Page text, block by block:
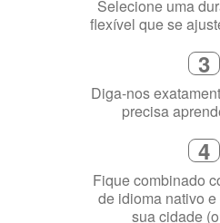
3
Diga-nos
precisa
4
Fique combinado
de idioma nativo e
sua cidade
5